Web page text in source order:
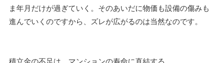
ま年月だけが過ぎていく。そのあいだに物価も設備の傷みも
進んでいくのですから、ズレが広がるのは当然なのです。
積立金の不足は、マンションの寿命に直結する